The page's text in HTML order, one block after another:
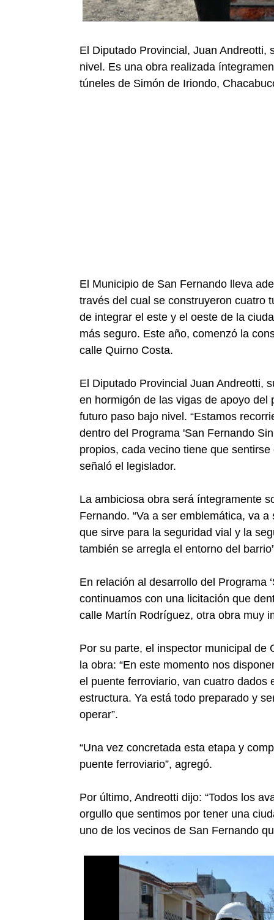
El Diputado Provincial, Juan Andreotti,
nivel. Es una obra realizada
túneles de Simón de Iriondo,
El Municipio de San Fernando lleva
través del cual se construyeron cuatro
de integrar el este y el oeste de la
más seguro. Este año, comenzó la
calle Quirno Costa.
El Diputado Provincial Juan Andreotti,
en hormigón de las vigas de apoyo
futuro paso bajo nivel. “Estamos
dentro del Programa 'San Fernando
propios, cada vecino tiene que
señaló el legislador.
La ambiciosa obra será íntegramente
Fernando. “Va a ser emblemática, va
que sirve para la seguridad vial y la
también se arregla el entorno del
En relación al desarrollo del Programa
continuamos con una licitación que
calle Martín Rodríguez, otra obra muy
Por su parte, el inspector municipal de
la obra: “En este momento nos
el puente ferroviario, van cuatro dados
estructura. Ya está todo preparado y
operar”.
“Una vez concretada esta etapa y
puente ferroviario”, agregó.
Por último, Andreotti dijo: “Todos los
orgullo que sentimos por tener una
uno de los vecinos de San Fernando